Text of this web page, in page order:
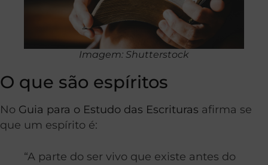
Imagem: Shutterstock
O que são espíritos
No Guia para o Estudo das Escrituras afirma se
que um espírito é:
“A parte do ser vivo que existe antes do